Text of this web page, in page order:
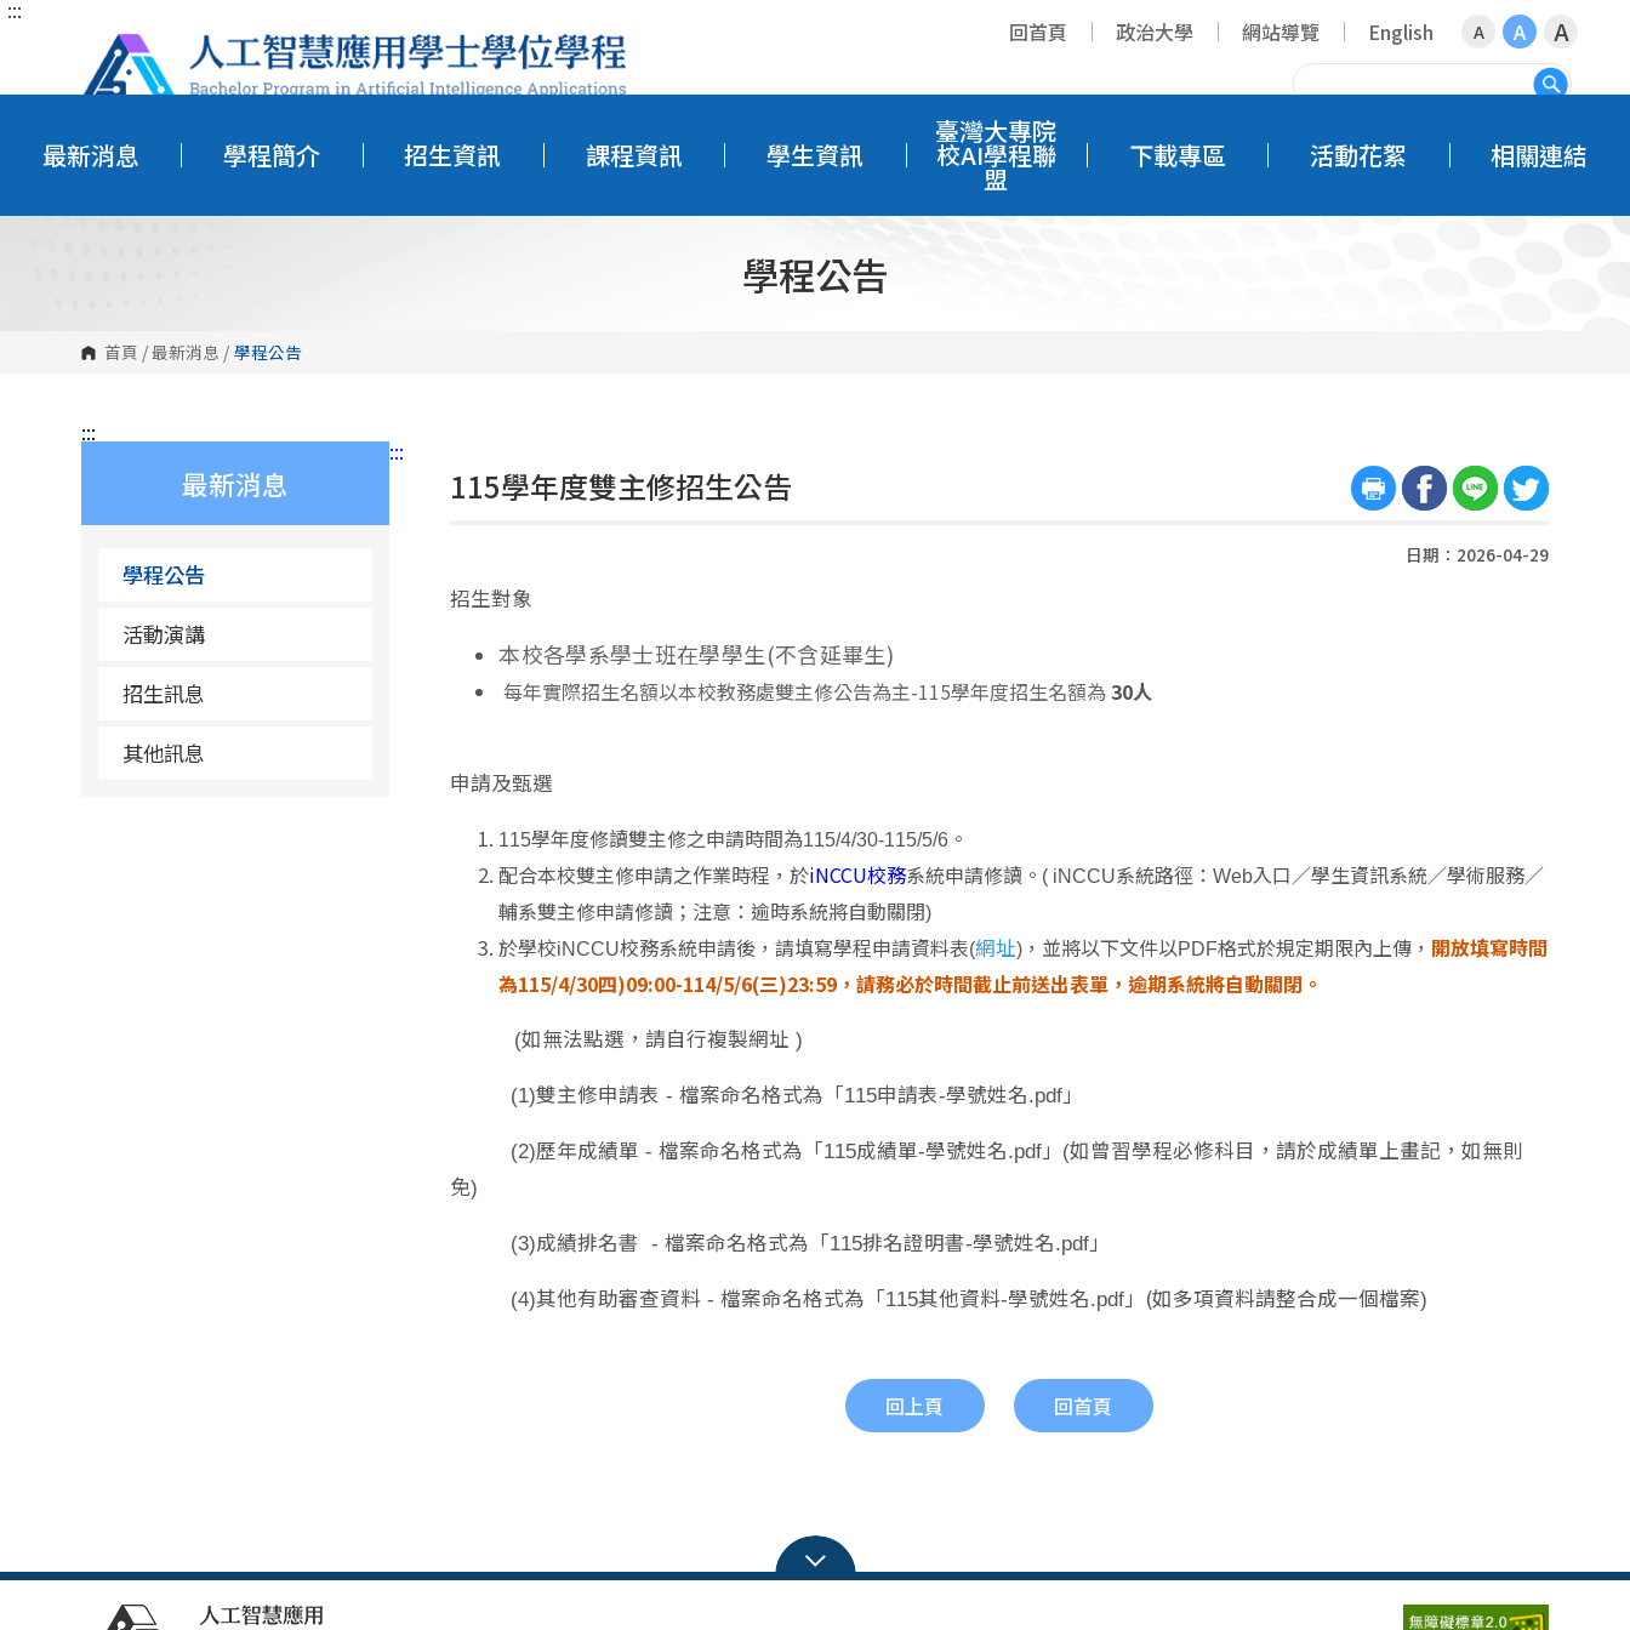
跳
內
:::
回首頁 政治大學 網站導覽 English A A A
搜尋
最新消息 學程簡介 招生資訊 課程資訊 學生資訊
臺灣大專院
校AI學程聯
盟
下載專區 活動花絮 相關連結
學程公告
首頁 /最新消息 / 學程公告
:::
最新消息
學程公告
活動演講
招生訊息
其他訊息
:::
115學年度雙主修招生公告
日期：2026-04-29
招生對象
本校各學系學士班在學學生(不含延畢生)
每年實際招生名額以本校教務處雙主修公告為主-115學年度招生名額為30人
申請及甄選
115學年度修讀雙主修之申請時間為115/4/30-115/5/6。
配合本校雙主修申請之作業時程，於iNCCU校務系統申請修讀。​( iNCCU系統路徑：Web入口／學生資訊系統／學術服務／
輔系雙主修申請修讀； 注意：逾時系統將自動關閉)
於學校iNCCU校務系統申請後，請填寫學程申請資料表(網址) ，並將以下文件以PDF格式於規定期限內上傳， 開放填寫時間
為115/4/30四)09:00-114/5/6(三)23:59，請務必於時間截止前送出表單，逾期系統將自動關閉。
(如無法點選，請自行複製網址 )
(1)雙主修申請表 - 檔案命名格式為「115申請表-學號姓名.pdf」
(2)歷年成績單 - 檔案命名格式為「115成績單-學號姓名.pdf」 (如曾習學程必修科目，請於成績單上畫記，如無則
免)
(3)成績排名書 - 檔案命名格式為「115排名證明書-學號姓名.pdf」
(4)其他有助審查資料 - 檔案命名格式為「115其他資料-學號姓名.pdf」 (如多項資料請整合成一個檔案)
回上頁 回首頁